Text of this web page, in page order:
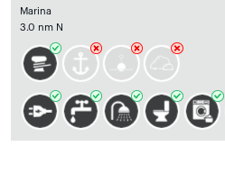
Marina
3.0 nm N